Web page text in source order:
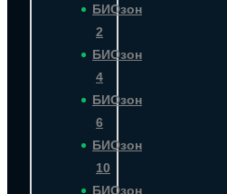
БИОзон
2
БИОзон
4
БИОзон
6
БИОзон
10
БИОзон